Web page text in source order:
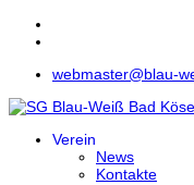
webmaster@blau-
Verein
News
Kontakte